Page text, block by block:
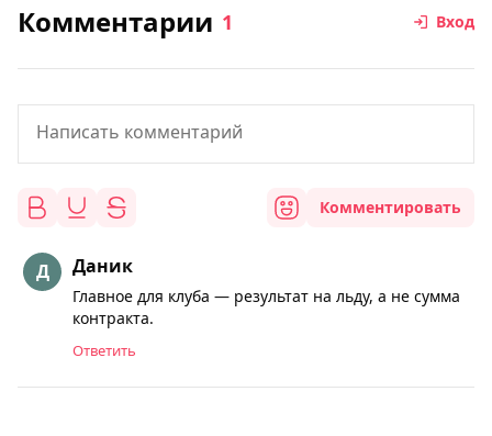
Комментарии 1 Вход
Комментировать
Даник
Главное для клуба — результат на льду, а не сумма
контракта.
Ответить